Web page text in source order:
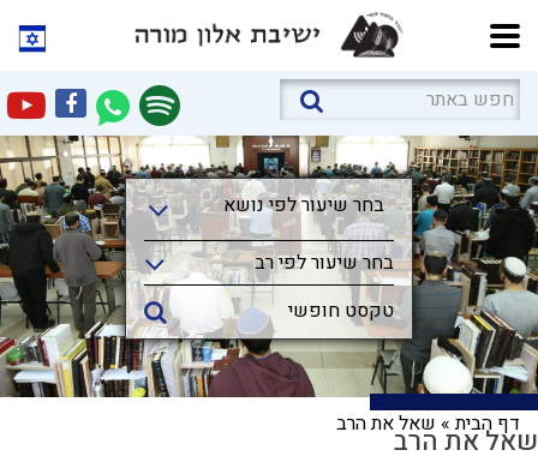
בחר שיעור לפי נושא
בחר שיעור לפי נושא
בחר שיעור לפי רב
דף הבית» שאל את הרבשאל את הרב